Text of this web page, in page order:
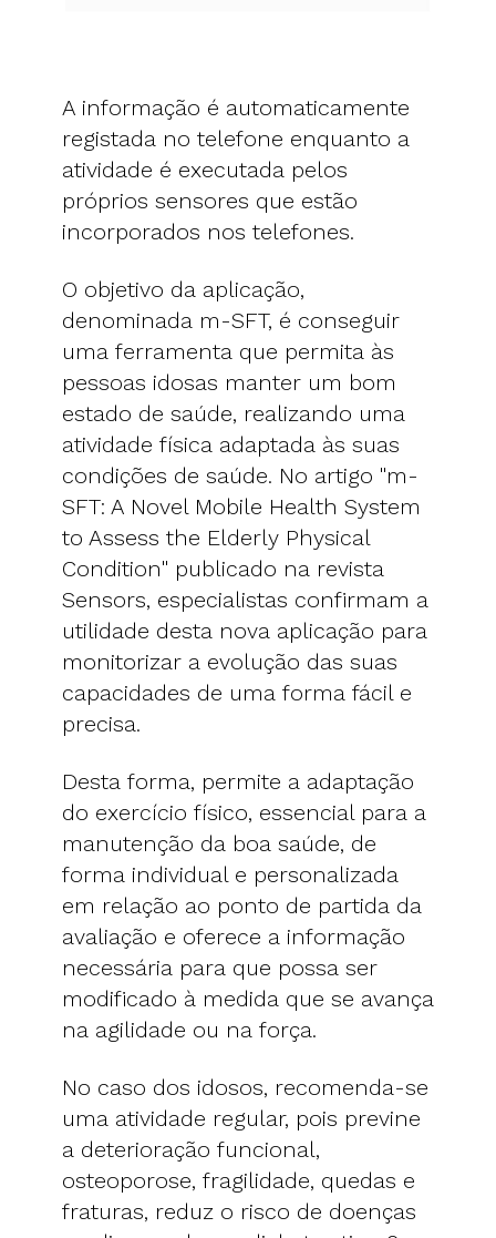
A informação é automaticamente
registada no telefone enquanto a
atividade é executada pelos
próprios sensores que estão
incorporados nos telefones.
O objetivo da aplicação,
denominada m-SFT, é conseguir
uma ferramenta que permita às
pessoas idosas manter um bom
estado de saúde, realizando uma
atividade física adaptada às suas
condições de saúde. No artigo "m-
SFT: A Novel Mobile Health System
to Assess the Elderly Physical
Condition" publicado na revista
Sensors, especialistas confirmam a
utilidade desta nova aplicação para
monitorizar a evolução das suas
capacidades de uma forma fácil e
precisa.
Desta forma, permite a adaptação
do exercício físico, essencial para a
manutenção da boa saúde, de
forma individual e personalizada
em relação ao ponto de partida da
avaliação e oferece a informação
necessária para que possa ser
modificado à medida que se avança
na agilidade ou na força.
No caso dos idosos, recomenda-se
uma atividade regular, pois previne
a deterioração funcional,
osteoporose, fragilidade, quedas e
fraturas, reduz o risco de doenças